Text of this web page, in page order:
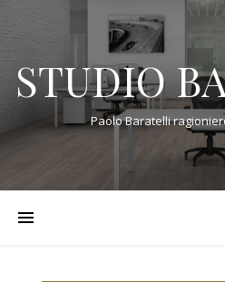
STUDIO
Paolo Baratelli